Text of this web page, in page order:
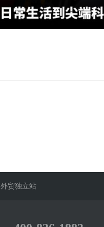
外贸独立站